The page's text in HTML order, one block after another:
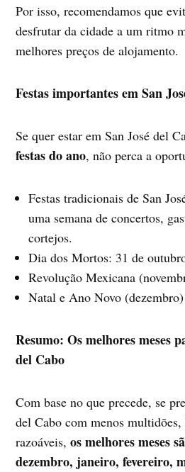
Por isso, recomendamos que
desfrutar da cidade a um ritmo
melhores preços de alojamento.
Festas importantes em San
Se quer estar em San José del
festas do ano, não perca a
Festas tradicionais de San
uma semana de concertos,
cortejos.
Dia dos Mortos: 31 de
Revolução Mexicana
Natal e Ano Novo (dezembro)
Resumo: Os melhores meses
del Cabo
Com base no que precede, se
del Cabo com menos
razoáveis,os melhores meses
dezembro, janeiro, fevereiro,